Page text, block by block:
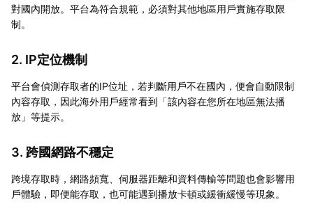
對國內開放。平台為符合規範，必須對其他地區用戶實施存取限
制。
2. IP定位機制
平台會偵測存取者的IP位址，若判斷用戶不在國內，便會自動限制
內容存取，因此海外用戶經常看到「該內容在您所在地區無法播
放」等提示。
3. 跨國網路不穩定
跨境存取時，網路頻寬、伺服器距離和資料傳輸等問題也會影響用
戶體驗，即便能存取，也可能遇到播放卡頓或緩衝緩慢等現象。